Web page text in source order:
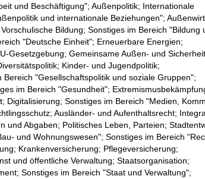
und Beschäftigung"; Außenpolitik; Internationale
und internationale Beziehungen";
Bildung; Sonstiges im Bereich "Bildung
"Deutsche Einheit"; Erneuerbare Energien;
Gesetzgebung; Gemeinsame Außen- und
Kinder- und Jugendpolitik;
"Gesellschaftspolitik und soziale Gruppen";
im Bereich "Gesundheit";
Digitalisierung; Sonstiges im Bereich "Medien,
Ausländer- und Aufenthaltsrecht;
und Abgaben; Politisches Leben, Parteien;
und Wohnungswesen"; Sonstiges im Bereich
Krankenversicherung; Pflegeversicherung;
und öffentliche Verwaltung; Staatsorganisation;
Sonstiges im Bereich "Staat und Verwaltung";